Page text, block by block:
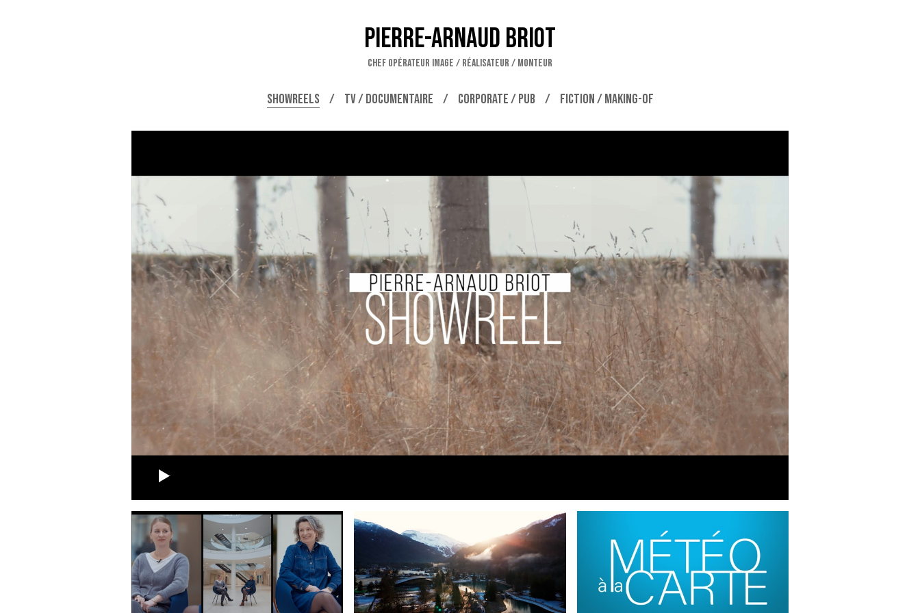
Pierre-Arnaud Briot
CHEF OPÉRATEUR IMAGE / RÉALISATEUR / MONTEUR
SHOWREELS TV / DOCUMENTAIRE CORPORATE / PUB FICTION / MAKING-OF